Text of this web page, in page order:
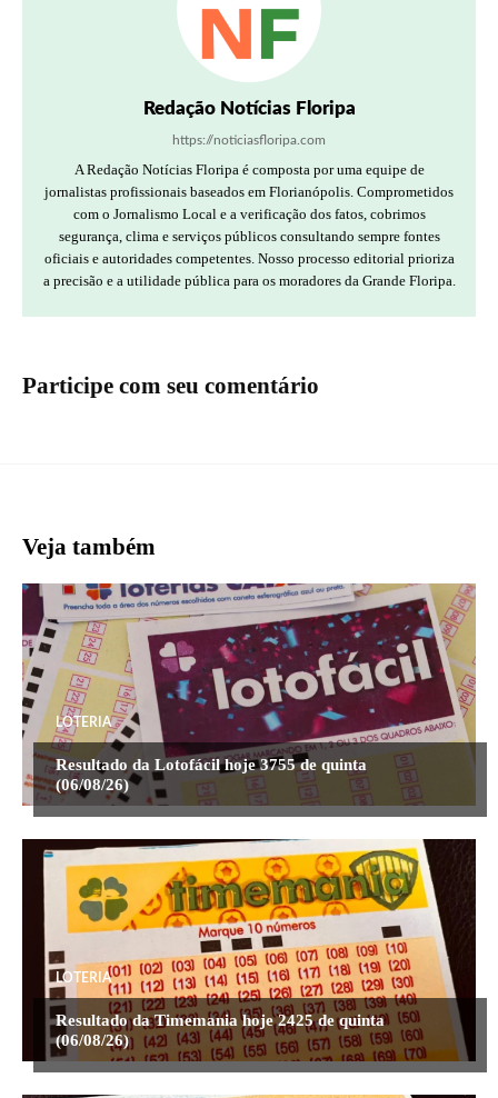
Redação Notícias Floripa
https://noticiasfloripa.com
A Redação Notícias Floripa é composta por uma equipe de
jornalistas profissionais baseados em Florianópolis. Comprometidos
com o Jornalismo Local e a verificação dos fatos, cobrimos
segurança, clima e serviços públicos consultando sempre fontes
oficiais e autoridades competentes. Nosso processo editorial prioriza
a precisão e a utilidade pública para os moradores da Grande Floripa.
Participe com seu comentário
Veja também
LOTERIA
Resultado da Lotofácil hoje 3755 de quinta
(06/08/26)
LOTERIA
Resultado da Timemania hoje 2425 de quinta
(06/08/26)